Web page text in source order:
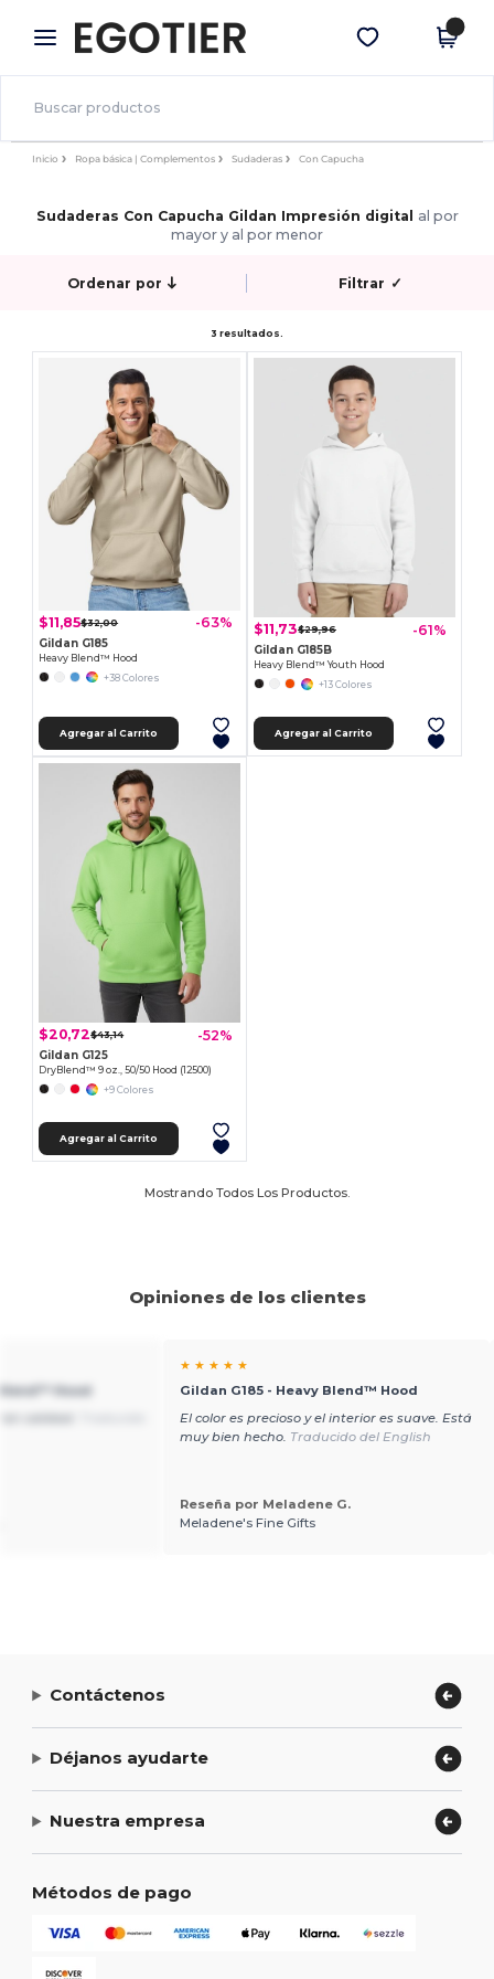
× App de Egotier
¡Mejores precios en app!
Descargar app
Inicio Ropa básica | Complementos Sudaderas Con Capucha
Sudaderas Con Capucha Gildan Impresión digital al por
mayor y al por menor
Ordenar por Filtrar ✓
3 resultados.
$11,85$32,00 -63%
Gildan G185
Heavy Blend™ Hood
+38 Colores
Agregar al Carrito
$11,73$29,96 -61%
Gildan G185B
Heavy Blend™ Youth Hood
+13 Colores
Agregar al Carrito
$20,72$43,14 -52%
Gildan G125
DryBlend™ 9 oz., 50/50 Hood (12500)
+9 Colores
Agregar al Carrito
Mostrando Todos Los Productos.
Opiniones de los clientes
Hood
★ ★ ★ ★ ★
Gildan G185 - Heavy Blend™ Hood
El color es precioso y el interior es suave. Está
muy bien hecho. Traducido del English
Reseña por Meladene G.
Meladene's Fine Gifts
Contáctenos
Déjanos ayudarte
Nuestra empresa
Métodos de pago